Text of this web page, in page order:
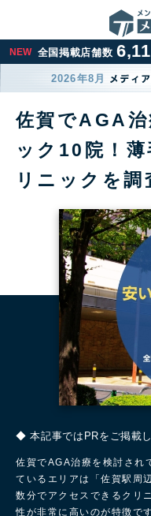
NEW 全国掲載店舗数
2026年8月
佐賀でAGA
ック10院！薄
リニックを調
◆ 本記事ではPRをご掲載
佐賀でAGA治療を検討され
ているエリアは「佐賀駅周
数分でアクセスできるクリ
性が非常に高いのが特徴です